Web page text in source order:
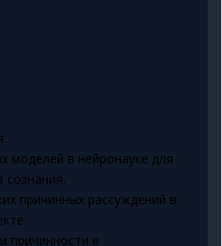
моделей в нейронауке для
причинных рассуждений в
причинности в